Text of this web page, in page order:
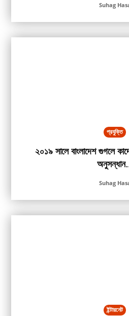
Suhag
প্রযুক্তি
২০১৯ সালে বাংলাদেশ গুগলে
Suhag
ইন্টারনেট